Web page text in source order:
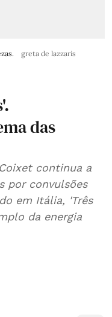
greta de lazzaris
das
continua a
por convulsões
em Itália, 'Três
da energia